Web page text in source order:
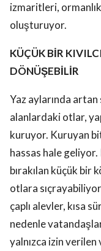
izmaritleri,
oluşturuyor.
KÜÇÜK BİR
DÖNÜŞEBİLİR
Yaz aylarında artan
alanlardaki otlar,
kuruyor. Kuruyan
hassas hale
bırakılan küçük bir
otlara
çaplı alevler, kısa
nedenle
yalnızca izin